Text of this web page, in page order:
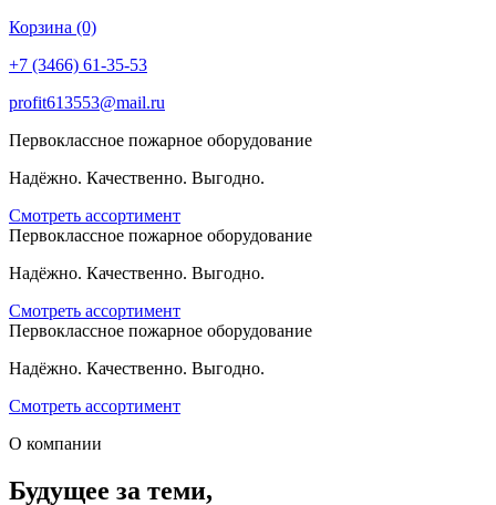
Корзина (0)
+7 (3466) 61-35-53
profit613553@mail.ru
Первоклассное пожарное оборудование
Надёжно. Качественно. Выгодно.
Смотреть ассортимент
Первоклассное пожарное оборудование
Надёжно. Качественно. Выгодно.
Смотреть ассортимент
Первоклассное пожарное оборудование
Надёжно. Качественно. Выгодно.
Смотреть ассортимент
О компании
Будущее за теми,